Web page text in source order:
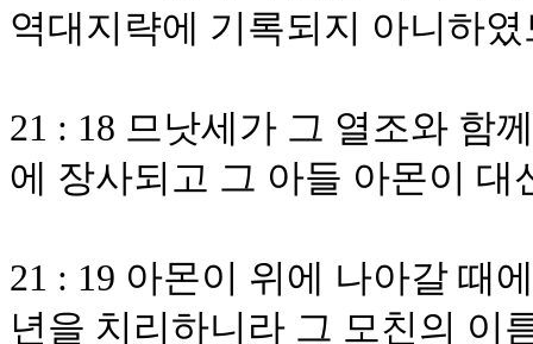
역대지략에 기록되지 아니하
21 : 18 므낫세가 그 열조와 함
에 장사되고 그 아들 아몬이 대
21 : 19 아몬이 위에 나아갈 때
년을 치리하니라 그 모친의 이